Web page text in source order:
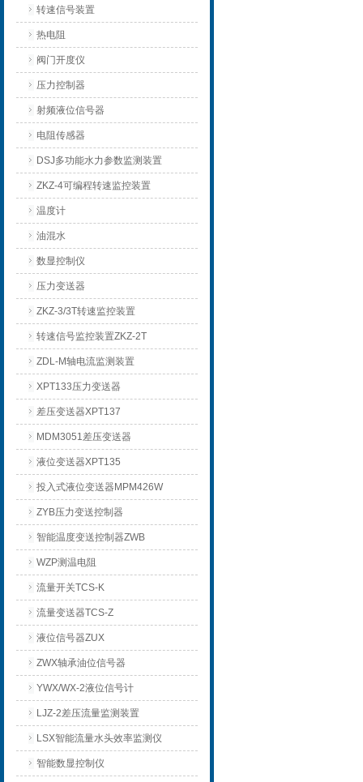
转速信号装置
热电阻
阀门开度仪
压力控制器
射频液位信号器
电阻传感器
DSJ多功能水力参数监测装置
ZKZ-4可编程转速监控装置
温度计
油混水
数显控制仪
压力变送器
ZKZ-3/3T转速监控装置
转速信号监控装置ZKZ-2T
ZDL-M轴电流监测装置
XPT133压力变送器
差压变送器XPT137
MDM3051差压变送器
液位变送器XPT135
投入式液位变送器MPM426W
ZYB压力变送控制器
智能温度变送控制器ZWB
WZP测温电阻
流量开关TCS-K
流量变送器TCS-Z
液位信号器ZUX
ZWX轴承油位信号器
YWX/WX-2液位信号计
LJZ-2差压流量监测装置
LSX智能流量水头效率监测仪
智能数显控制仪